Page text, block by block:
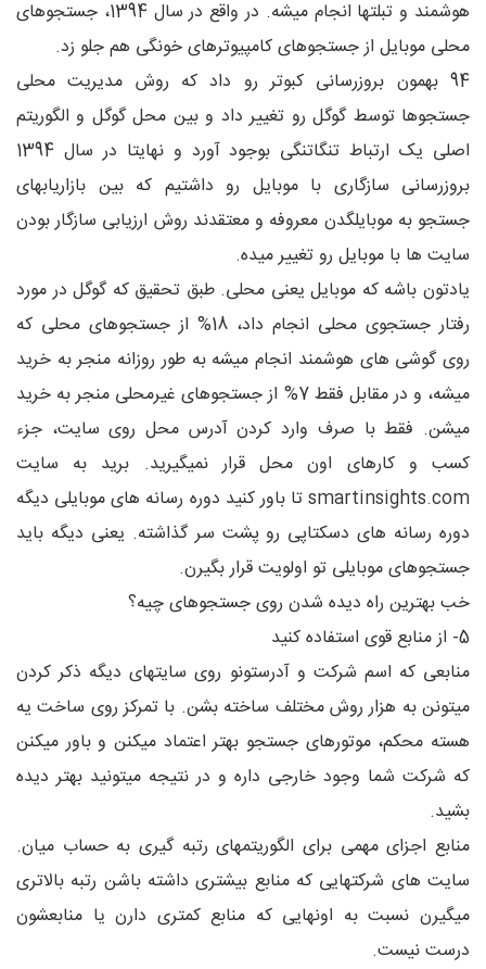
هوشمند و تبلتها انجام میشه. در واقع در سال 1394، جستجوهای
محلی موبایل از جستجوهای کامپیوترهای خونگی هم جلو زد.
94 بهمون بروزرسانی کبوتر رو داد که روش مدیریت محلی
جستجوها توسط گوگل رو تغییر داد و بین محل گوگل و الگوریتم
اصلی یک ارتباط تنگاتنگی بوجود آورد و نهایتا در سال 1394
بروزرسانی سازگاری با موبایل رو داشتیم که بین بازاریابهای
جستجو به موبایلگدن معروفه و معتقدند روش ارزیابی سازگار بودن
سایت ها با موبایل رو تغییر میده.
یادتون باشه که موبایل یعنی محلی. طبق تحقیق که گوگل در مورد
رفتار جستجوی محلی انجام داد، 18% از جستجوهای محلی که
روی گوشی های هوشمند انجام میشه به طور روزانه منجر به خرید
میشه، و در مقابل فقط 7% از جستجوهای غیرمحلی منجر به خرید
میشن. فقط با صرف وارد کردن آدرس محل روی سایت، جزء
کسب و کارهای اون محل قرار نمیگیرید. برید به سایت
smartinsights.com تا باور کنید دوره رسانه های موبایلی دیگه
دوره رسانه های دسکتاپی رو پشت سر گذاشته. یعنی دیگه باید
جستجوهای موبایلی تو اولویت قرار بگیرن.
خب بهترین راه دیده شدن روی جستجوهای چیه؟
5- از منابع قوی استفاده کنید
منابعی که اسم شرکت و آدرستونو روی سایتهای دیگه ذکر کردن
میتونن به هزار روش مختلف ساخته بشن. با تمرکز روی ساخت یه
هسته محکم، موتورهای جستجو بهتر اعتماد میکنن و باور میکنن
که شرکت شما وجود خارجی داره و در نتیجه میتونید بهتر دیده
بشید.
منابع اجزای مهمی برای الگوریتمهای رتبه گیری به حساب میان.
سایت های شرکتهایی که منابع بیشتری داشته باشن رتبه بالاتری
میگیرن نسبت به اونهایی که منابع کمتری دارن یا منابعشون
درست نیست.